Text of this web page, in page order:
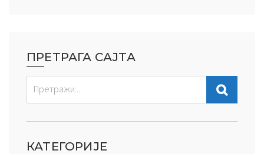
ПРЕТРАГА САЈТА
КАТЕГОРИЈЕ